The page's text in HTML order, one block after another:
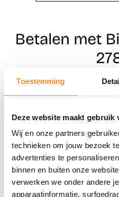
Toestemming
Deze website maakt gebruik
Wij en onze partners
technieken om jouw bezoek
advertenties te
binnen en buiten onze
verwerken we onder andere
apparaatinformatie,
Betalen met
Naar